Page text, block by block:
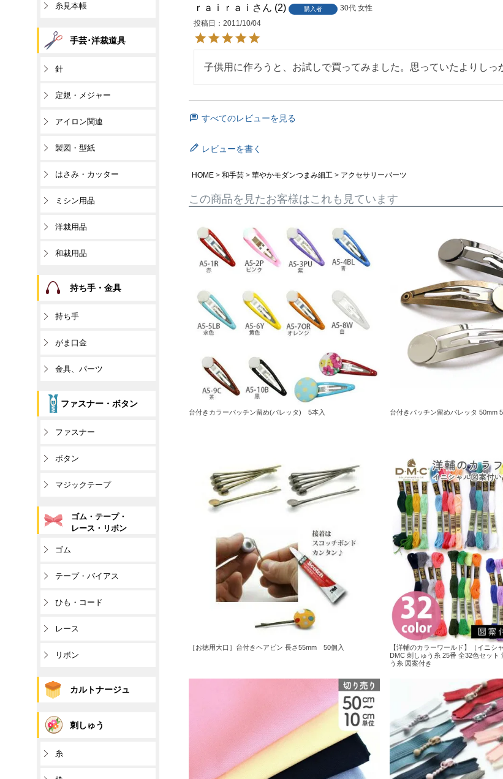
ｒａｉｒａｉ 2 購入者 30代 女性
投稿日
2011/10/04
子供用に作ろうと、お試しで買ってみました。思っていたよりしっ
すべてのレビューを見る
レビューを書く
HOME 和手芸 華やかモダンつまみ細工 アクセサリーパーツ
この商品を見たお客様はこれも見ています
台付きカラーパッチン留め(バレッタ) 5本入 台付きパッチン留めバレッタ 50mm
［お徳用大口］台付きヘアピン 長さ55mm 50個入
【洋輔のカラーワールド】（イニシ
DMC 刺しゅう糸 25番 全32色セット
う糸 図案付き
糸見本帳
手芸･洋裁道具
針
定規・メジャー
アイロン関連
製図・型紙
はさみ・カッター
ミシン用品
洋裁用品
和裁用品
持ち手・金具
持ち手
がま口金
金具、パーツ
ファスナー・ボタン
ファスナー
ボタン
マジックテープ
ゴム・テープ・
レース・リボン
ゴム
テープ・バイアス
ひも・コード
レース
リボン
カルトナージュ
刺しゅう
糸